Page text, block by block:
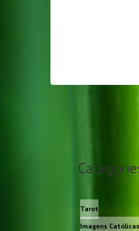
Tarot
Imagens